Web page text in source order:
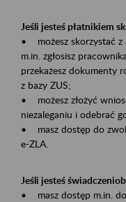
Jeśli jesteś płatnikiem
• możesz skorzystać z
m.in. zgłosisz
przekażesz dokumenty
z bazy ZUS;
• możesz złożyć
niezaleganiu i odebrać
• masz dostęp do
e-ZLA.
Jeśli jesteś
• masz dostęp m.in.